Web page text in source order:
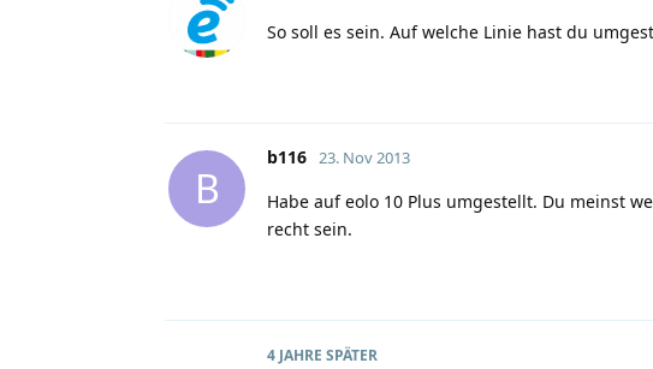
So soll es sein. Auf welche Linie hast du
B
b116 23. Nov 2013
Habe auf eolo 10 Plus umgestellt. Du meinst
recht sein.
4 JAHRE SPÄTER